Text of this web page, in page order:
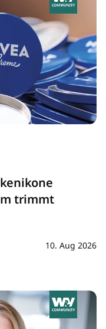
trimmt
10. Aug 2026